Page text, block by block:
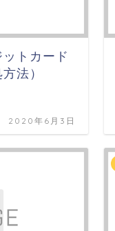
トカード
法）
2020年6月3日